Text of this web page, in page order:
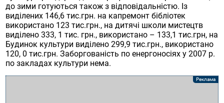
до зими готуються також з відповідальністю. Із
виділених 146,6 тис.грн. на капремонт бібліотек
використано 123 тис.грн., на дитячі школи мистецтв
виділено 333, 1 тис. грн., використано – 133,1 тис.грн, на
Будинок культури виділено 299,9 тис.грн., використано
120, 0 тис.грн. Заборгованість по енергоносіях у 2007 р.
по закладах культури нема.